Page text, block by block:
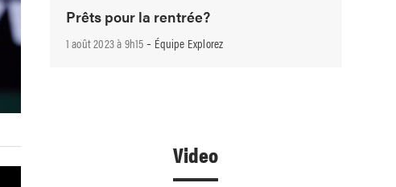
Prêts pour la rentrée?
1 août 2023 à 9h15 - Équipe Explorez
Video